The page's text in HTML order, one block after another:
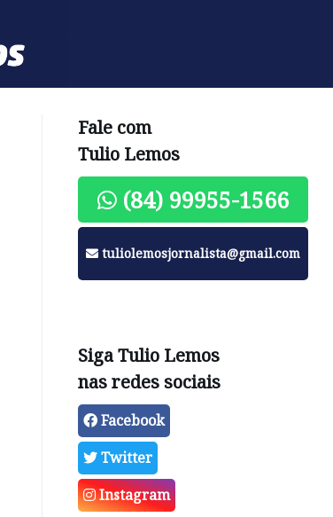
Fale com
Tulio Lemos
(84) 99955-1566
tuliolemosjornalista@gmail.com
Siga Tulio Lemos
nas redes sociais
Facebook
Twitter
Instagram